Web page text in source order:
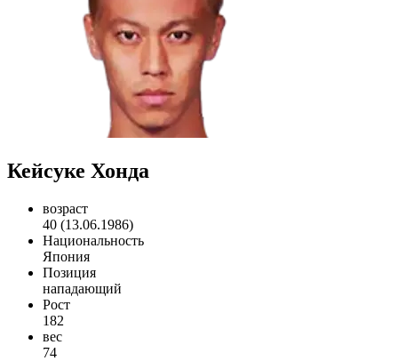
Кейсуке Хонда
возраст
40 (13.06.1986)
Национальность
Япония
Позиция
нападающий
Рост
182
вес
74